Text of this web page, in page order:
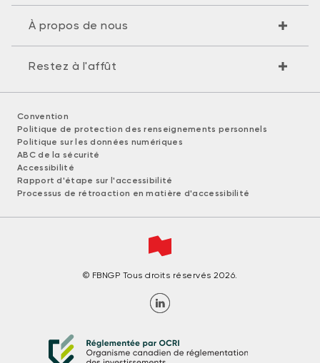
À propos de nous
Restez à l'affût
Convention
Politique de protection des renseignements personnels
Politique sur les données numériques
ABC de la sécurité
Accessibilité
Rapport d'étape sur l'accessibilité
Processus de rétroaction en matière d'accessibilité
© FBNGP Tous droits réservés 2026.